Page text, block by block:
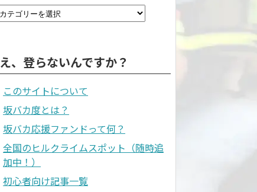
え、登らないんですか？
このサイトについて
坂バカ度とは？
坂バカ応援ファンドって何？
全国のヒルクライムスポット（随時追
加中！）
初心者向け記事一覧